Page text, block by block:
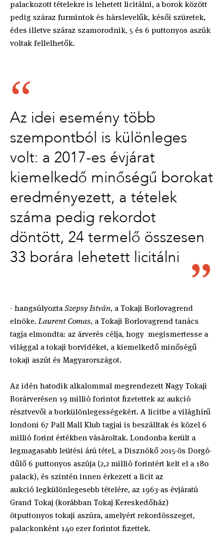
palackozott tételekre is lehetett licitálni, a borok között
pedig száraz furmintok és hárslevelűk, késői szüretek,
édes illetve száraz szamorodnik, 5 és 6 puttonyos aszúk
voltak fellelhetők.
Az idei esemény több
szempontból is különleges
volt: a 2017-es évjárat
kiemelkedő minőségű borokat
eredményezett, a tételek
száma pedig rekordot
döntött, 24 termelő összesen
33 borára lehetett licitálni
- hangsúlyoztaSzepsy István, a Tokaji Borlovagrend
elnöke. Laurent Comas, a Tokaji Borlovagrend tanács
tagja elmondta: az árverés célja, hogy megismertesse a
világgal a tokaji borvidéket, a kiemelkedő minőségű
tokaji aszút és Magyarországot.
Az idén hatodik alkalommal megrendezett Nagy Tokaji
Borárverésen 19 millió forintot fizetettek az aukció
résztvevői a borkülönlegességekért. A licitbe a világhírű
londoni 67 Pall Mall Klub tagjai is beszálltak és közel 6
millió forint értékben vásároltak. Londonba került a
legmagasabb leütési árú tétel, a Disznókő 2015-ös Dorgó-
dűlő 6 puttonyos aszúja (2,2 millió forintért kelt el a 180
palack), és szintén innen érkezett a licit az
aukció legkülönlegesebb tételére, az 1963-as évjáratú
Grand Tokaj (korábban Tokaj Kereskedőház)
ötputtonyos tokaji aszúra, amelyért rekordösszeget,
palackonként 140 ezer forintot fizettek.